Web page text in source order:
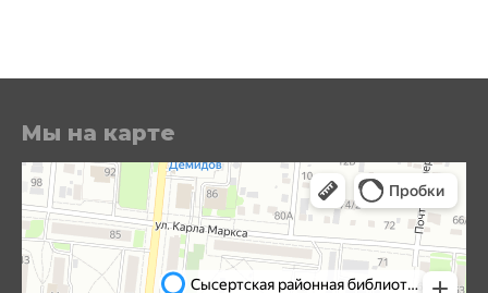
Мы на карте